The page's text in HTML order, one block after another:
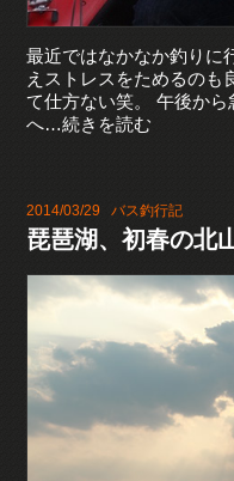
最近ではなかなか釣りに
えストレスをためるのも
て仕方ない笑。 午後か
へ…続きを読む
2014/03/29バス釣行記
琵琶湖、初春の北